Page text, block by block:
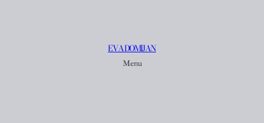
EVA DOMIJAN
Menu